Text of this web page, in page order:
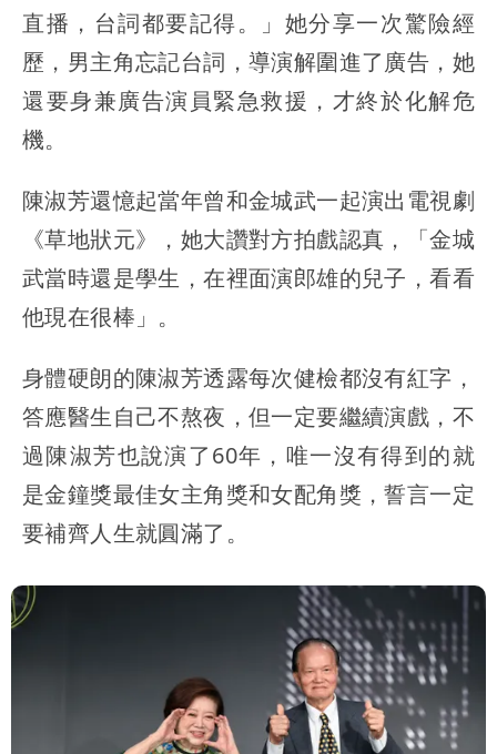
直播，台詞都要記得。」她分享一次驚險經
歷，男主角忘記台詞，導演解圍進了廣告，她
還要身兼廣告演員緊急救援，才終於化解危
機。
陳淑芳還憶起當年曾和金城武一起演出電視劇
《草地狀元》，她大讚對方拍戲認真，「金城
武當時還是學生，在裡面演郎雄的兒子，看看
他現在很棒」。
身體硬朗的陳淑芳透露每次健檢都沒有紅字，
答應醫生自己不熬夜，但一定要繼續演戲，不
過陳淑芳也說演了60年，唯一沒有得到的就
是金鐘獎最佳女主角獎和女配角獎，誓言一定
要補齊人生就圓滿了。